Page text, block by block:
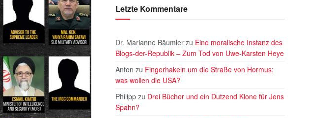
Letzte Kommentare
Dr. Marianne Bäumler zu Eine moralische Instanz des
Blogs-der-Republik – Zum Tod von Uwe-Karsten Heye
Anton zu Fingerhakeln um die Straße von Hormus:
was wollen die USA?
Philipp zu Drei Bücher und ein Dutzend Klone für Jens
Spahn?